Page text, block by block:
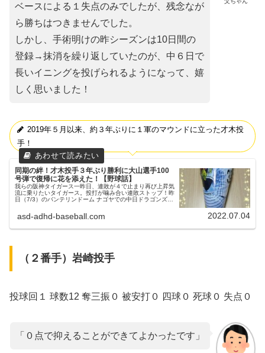
ベースによる１失点のみでしたが、残念なが
ら勝ちはつきませんでした。
しかし、手術明けの昨シーズンは10日間の
登録→抹消を繰り返していたのが、中６日で
長いイニングを投げられるようになって、嬉
しく思いました！
2019年５月以来、約３年ぶりに１軍のマウンドに立った才木投
手！
同期の絆！才木投手３年ぶり勝利に大山選手100
号弾で復帰に花を添えた！【野球話】
我らの阪神タイガース一昨日、連敗が４で止まり再び上昇気
流に乗りたいタイガース。投打が噛み合い連敗ストップ！昨
日（7/3）のバンテリンドーム ナゴヤでの中日ドラゴンズ戦
との試合が、デー...
asd-adhd-baseball.com 2022.07.04
（２番手）岩崎投手
投球回１ 球数12 奪三振０ 被安打０ 四球０ 死球０ 失点０
「０点で抑えることができてよかったです」